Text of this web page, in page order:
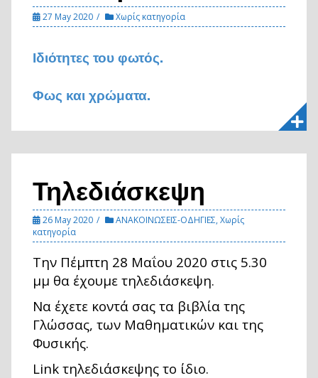
27 May 2020 Χωρίς κατηγορία
Ιδιότητες του φωτός.
Φως και χρώματα.
Τηλεδιάσκεψη
26 May 2020 ΑΝΑΚΟΙΝΩΣΕΙΣ-ΟΔΗΓΙΕΣ, Χωρίς
κατηγορία
Την Πέμπτη 28 Μαΐου 2020 στις 5.30
μμ θα έχουμε τηλεδιάσκεψη.
Να έχετε κοντά σας τα βιβλία της
Γλώσσας, των Μαθηματικών και της
Φυσικής.
Link τηλεδιάσκεψης το ίδιο.